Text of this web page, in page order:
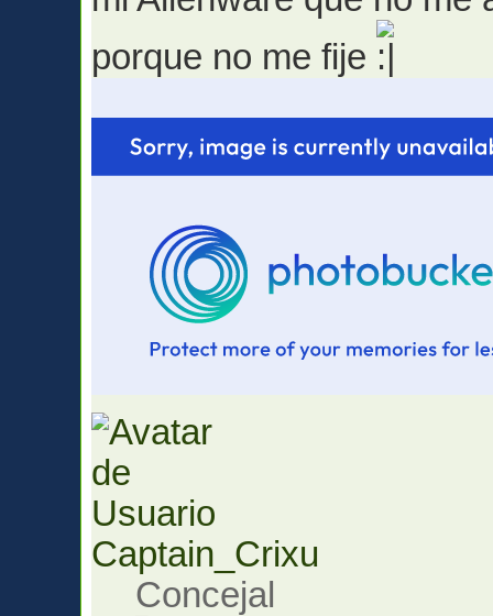
porque no me fije
Captain_Crixu
Concejal